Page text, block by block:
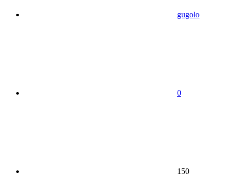
gugolo
0
150